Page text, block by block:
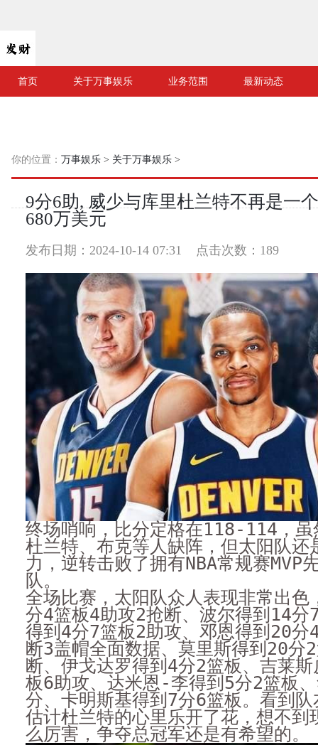
首页 关于万事娱乐 业务范围 最新动态
你的位置： 万事娱乐 > 关于万事娱乐 >
9分6助, 威少与库里杜兰特不再是一
680万美元
发布日期：2024-10-14 07:31 点击次数：189
终场哨响，比分定格在118-114，虽
杜兰特、布克等人缺阵，但太阳队还
力，逆转击败了拥有NBA常规赛MVP
队。
全场比赛，太阳队众人表现非常出色
分4篮板4助攻2抢断、波尔得到14分
得到4分7篮板2助攻、邓恩得到20分
断3盖帽全面数据、莫里斯得到20分
断、伊戈达罗得到4分2篮板、吉莱
板6助攻、达米恩-李得到5分2篮板
分、卡明斯基得到7分6篮板。看到
估计杜兰特的心里乐开了花，想不到
么厉害，争夺总冠军还是有希望的。